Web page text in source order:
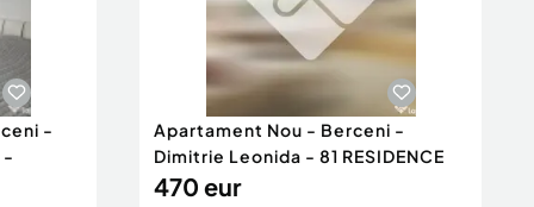
-
-
Apartament Nou - Berceni -
Dimitrie Leonida - 81 RESIDENCE
470 eur